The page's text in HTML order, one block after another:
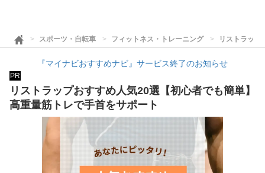
スポーツ・自転車 フィットネス・トレーニング リストラッ
『マイナビおすすめナビ』サービス終了のお知らせ
PR
リストラップおすすめ人気20選【初心者でも簡単】
高重量筋トレで手首をサポート